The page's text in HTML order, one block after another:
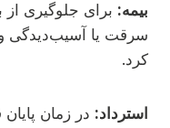
بیمه: برای جلوگیری از
سرقت یا آسیب‌دیدگی
کرد.
استرداد: در زمان